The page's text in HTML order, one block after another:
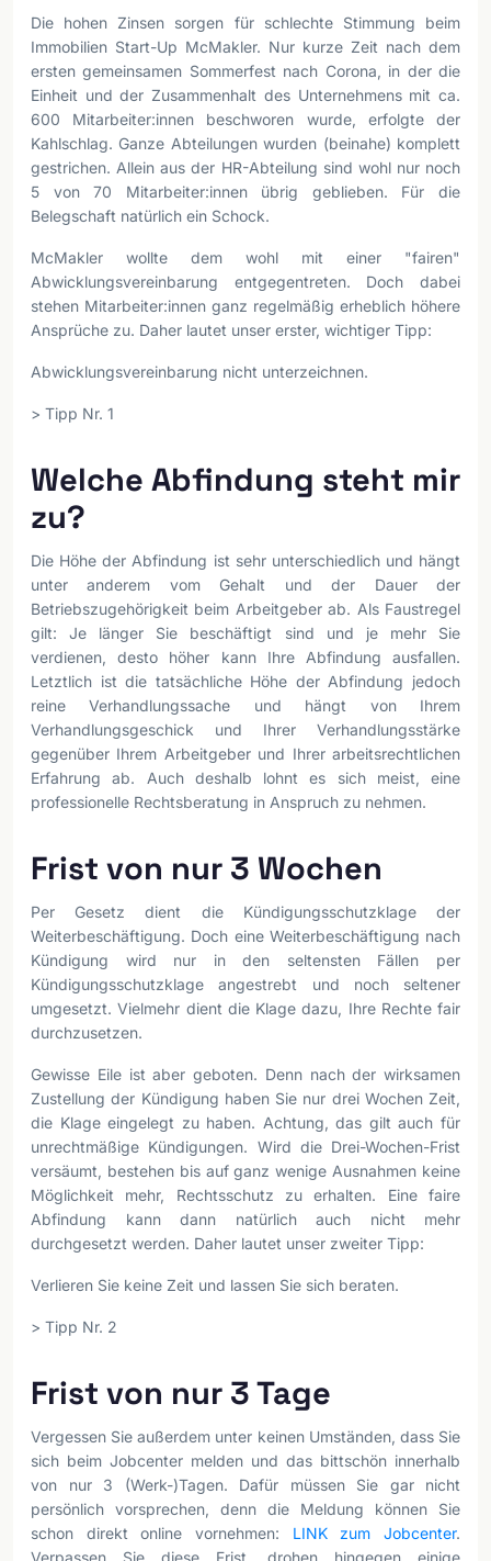
Die hohen Zinsen sorgen für schlechte Stimmung beim
Immobilien Start-Up McMakler. Nur kurze Zeit nach dem
ersten gemeinsamen Sommerfest nach Corona, in der die
Einheit und der Zusammenhalt des Unternehmens mit ca.
600 Mitarbeiter:innen beschworen wurde, erfolgte der
Kahlschlag. Ganze Abteilungen wurden (beinahe) komplett
gestrichen. Allein aus der HR-Abteilung sind wohl nur noch
5 von 70 Mitarbeiter:innen übrig geblieben. Für die
Belegschaft natürlich ein Schock.
McMakler wollte dem wohl mit einer "fairen"
Abwicklungsvereinbarung entgegentreten. Doch dabei
stehen Mitarbeiter:innen ganz regelmäßig erheblich höhere
Ansprüche zu. Daher lautet unser erster, wichtiger Tipp:
Abwicklungsvereinbarung nicht unterzeichnen.
> Tipp Nr. 1
Welche Abfindung steht mir
zu?
Die Höhe der Abfindung ist sehr unterschiedlich und hängt
unter anderem vom Gehalt und der Dauer der
Betriebszugehörigkeit beim Arbeitgeber ab. Als Faustregel
gilt: Je länger Sie beschäftigt sind und je mehr Sie
verdienen, desto höher kann Ihre Abfindung ausfallen.
Letztlich ist die tatsächliche Höhe der Abfindung jedoch
reine Verhandlungssache und hängt von Ihrem
Verhandlungsgeschick und Ihrer Verhandlungsstärke
gegenüber Ihrem Arbeitgeber und Ihrer arbeitsrechtlichen
Erfahrung ab. Auch deshalb lohnt es sich meist, eine
professionelle Rechtsberatung in Anspruch zu nehmen.
Frist von nur 3 Wochen
Per Gesetz dient die Kündigungsschutzklage der
Weiterbeschäftigung. Doch eine Weiterbeschäftigung nach
Kündigung wird nur in den seltensten Fällen per
Kündigungsschutzklage angestrebt und noch seltener
umgesetzt. Vielmehr dient die Klage dazu, Ihre Rechte fair
durchzusetzen.
Gewisse Eile ist aber geboten. Denn nach der wirksamen
Zustellung der Kündigung haben Sie nur drei Wochen Zeit,
die Klage eingelegt zu haben. Achtung, das gilt auch für
unrechtmäßige Kündigungen. Wird die Drei-Wochen-Frist
versäumt, bestehen bis auf ganz wenige Ausnahmen keine
Möglichkeit mehr, Rechtsschutz zu erhalten. Eine faire
Abfindung kann dann natürlich auch nicht mehr
durchgesetzt werden. Daher lautet unser zweiter Tipp:
Verlieren Sie keine Zeit und lassen Sie sich beraten.
> Tipp Nr. 2
Frist von nur 3 Tage
Vergessen Sie außerdem unter keinen Umständen, dass Sie
sich beim Jobcenter melden und das bittschön innerhalb
von nur 3 (Werk-)Tagen. Dafür müssen Sie gar nicht
persönlich vorsprechen, denn die Meldung können Sie
schon direkt online vornehmen: LINK zum Jobcenter.
Verpassen Sie diese Frist, drohen hingegen einige